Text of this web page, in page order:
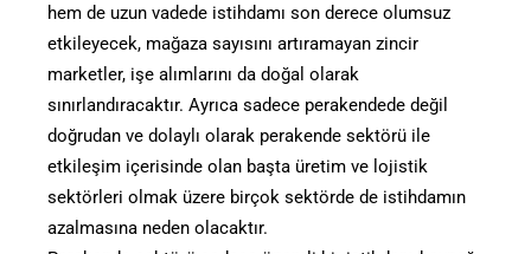
hem de uzun vadede istihdamı son derece olumsuz
etkileyecek, mağaza sayısını artıramayan zincir
marketler, işe alımlarını da doğal olarak
sınırlandıracaktır. Ayrıca sadece perakendede değil
doğrudan ve dolaylı olarak perakende sektörü ile
etkileşim içerisinde olan başta üretim ve lojistik
sektörleri olmak üzere birçok sektörde de istihdamın
azalmasına neden olacaktır.